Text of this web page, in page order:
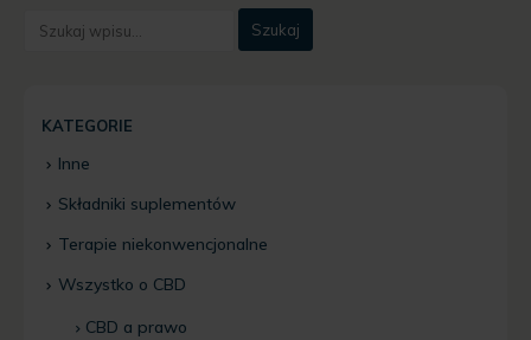
KATEGORIE
Inne
Składniki suplementów
Terapie niekonwencjonalne
Wszystko o CBD
CBD a prawo